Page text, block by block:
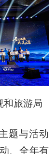
和旅游局
题与活动
、全年有